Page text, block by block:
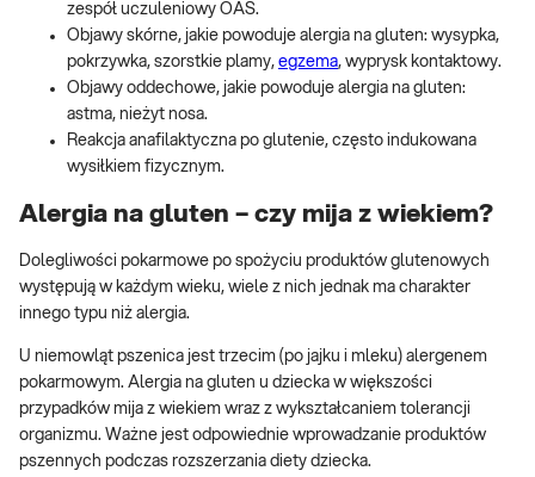
zespół uczuleniowy OAS.
Objawy skórne, jakie powoduje alergia na gluten: wysypka,
pokrzywka, szorstkie plamy, egzema, wyprysk kontaktowy.
Objawy oddechowe, jakie powoduje alergia na gluten:
astma, nieżyt nosa.
Reakcja anafilaktyczna po glutenie, często indukowana
wysiłkiem fizycznym.
Alergia na gluten – czy mija z wiekiem?
Dolegliwości pokarmowe po spożyciu produktów glutenowych
występują w każdym wieku, wiele z nich jednak ma charakter
innego typu niż alergia.
U niemowląt pszenica jest trzecim (po jajku i mleku) alergenem
pokarmowym. Alergia na gluten u dziecka w większości
przypadków mija z wiekiem wraz z wykształcaniem tolerancji
organizmu. Ważne jest odpowiednie wprowadzanie produktów
pszennych podczas rozszerzania diety dziecka.